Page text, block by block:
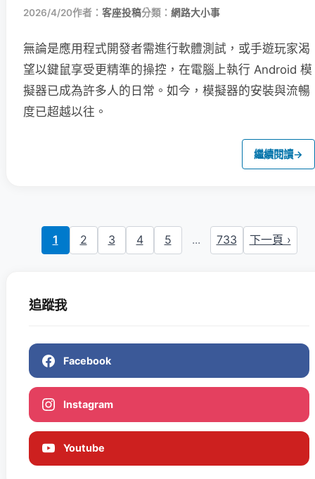
2026/4/20作者： 客座投稿分類： 網路大小事
無論是應用程式開發者需進行軟體測試，或手遊玩家渴
望以鍵鼠享受更精準的操控，在電腦上執行 Android 模
擬器已成為許多人的日常。如今，模擬器的安裝與流暢
度已超越以往。
繼續閱讀→
1 2 3 4 5 ... 733 下一頁 ›
追蹤我
Facebook
Instagram
Youtube